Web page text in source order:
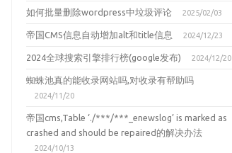
如何批量删除wordpress中垃圾评论 2025/02/03
帝国CMS信息自动增加alt和title信息 2024/12/23
2024全球搜索引擎排行榜(google发布) 2024/12/20
蜘蛛池真的能收录网站吗,对收录有帮助吗
2024/11/20
帝国cms,Table ‘./***/***_enewslog’ is marked as
crashed and should be repaired的解决办法
2024/10/13